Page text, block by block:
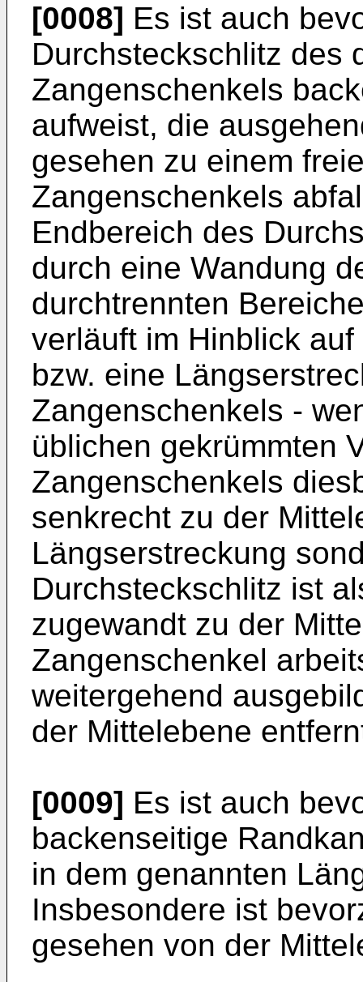
[0008] Es ist auch
Durchsteckschlitz des
Zangenschenkels
aufweist, die
gesehen zu einem
Zangenschenkels
Endbereich des
durch eine Wandung
durchtrennten
verläuft im Hinblick
bzw. eine
Zangenschenkels -
üblichen gekrümmten
Zangenschenkels
senkrecht zu der
Längserstreckung
Durchsteckschlitz ist
zugewandt zu der
Zangenschenkel
weitergehend
der Mittelebene
[0009] Es ist auch
backenseitige
in dem genannten
Insbesondere ist
gesehen von der